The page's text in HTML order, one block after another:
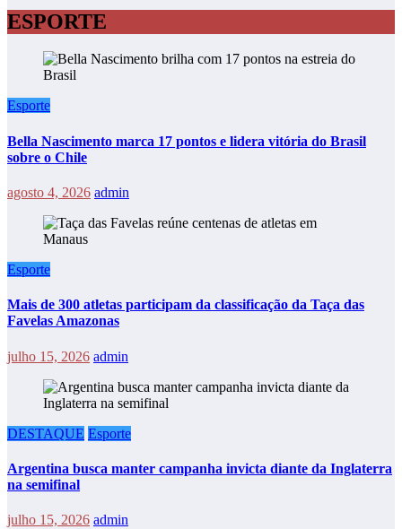
ESPORTE
Esporte
Bella Nascimento marca 17 pontos e lidera vitória do Brasil
sobre o Chile
agosto 4, 2026 admin
Esporte
Mais de 300 atletas participam da classificação da Taça das
Favelas Amazonas
julho 15, 2026 admin
DESTAQUE Esporte
Argentina busca manter campanha invicta diante da Inglaterra
na semifinal
julho 15, 2026 admin